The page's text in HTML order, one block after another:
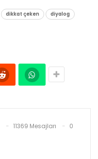
dikkat çeken
diyalog
11369 Mesajları
0